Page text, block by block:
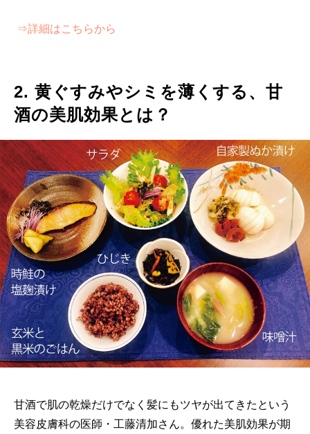
⇒詳細はこちらから
2. 黄ぐすみやシミを薄くする、甘
酒の美肌効果とは？
甘酒で肌の乾燥だけでなく髪にもツヤが出てきたという
美容皮膚科の医師・工藤清加さん。優れた美肌効果が期